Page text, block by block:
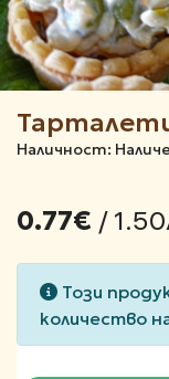
Наличност:
0.77€ /
Този
количество